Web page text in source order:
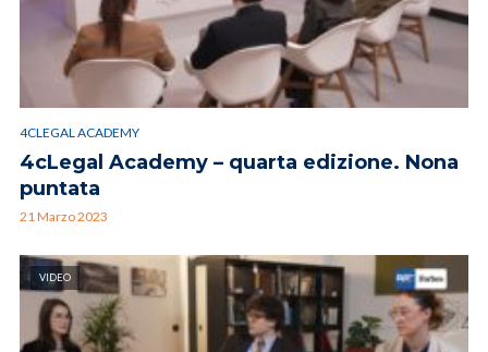
4CLEGAL ACADEMY
4cLegal Academy – quarta edizione. Nona
puntata
21 Marzo 2023
VIDEO